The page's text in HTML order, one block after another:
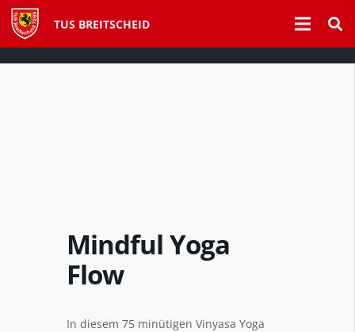
TUS BREITSCHEID
Mindful Yoga
Flow
In diesem 75 minütigen Vinyasa Yoga